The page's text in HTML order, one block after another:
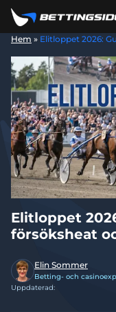
Hem » Elitloppet 2026:
Elitloppet
försöksheat
Elin Sommer
Betting- och
Uppdaterad: